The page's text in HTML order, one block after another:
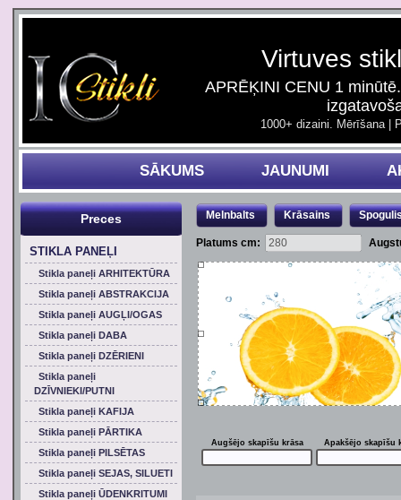
Virtuves
APRĒĶINI CENU 1
1000+ dizaini. Mērīšana |
SĀKUMS JAUNUMI
Melnbalts Krāsains
Platums cm:
Augšējo skapīšu krāsa Apakšējo skapīšu
Preces
STIKLA PANEĻI
Stikla paneļi ARHITEKTŪRA
Stikla paneļi ABSTRAKCIJA
Stikla paneļi AUGĻI/OGAS
Stikla paneļi DABA
Stikla paneļi DZĒRIENI
Stikla paneļi
DZĪVNIEKI/PUTNI
Stikla paneļi KAFIJA
Stikla paneļi PĀRTIKA
Stikla paneļi PILSĒTAS
Stikla paneļi SEJAS, SILUETI
Stikla paneļi ŪDENKRITUMI